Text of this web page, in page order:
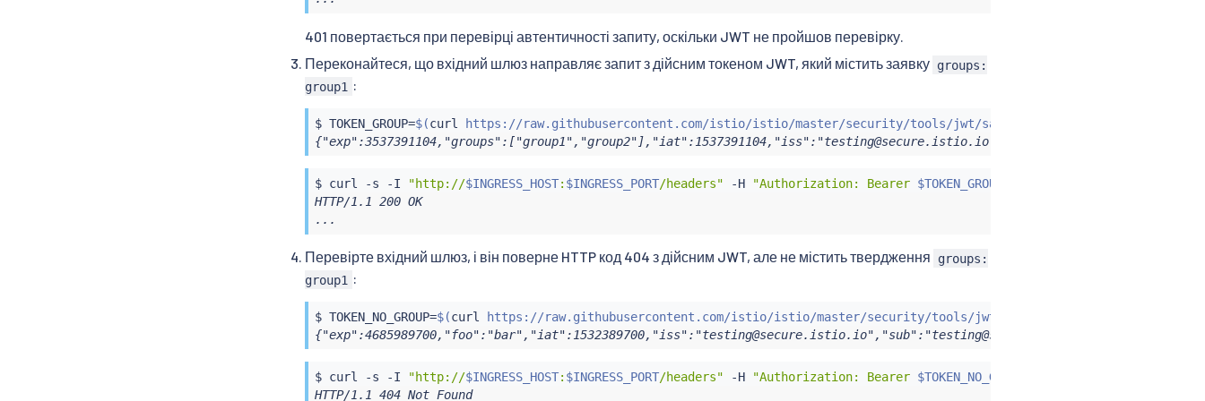
401 повертається при перевірці автентичності запиту, оскільки JWT не пройшов перевірку.
Переконайтеся, що вхідний шлюз направляє запит з дійсним токеном JWT, який містить заявку groups:
group1 :
$ TOKEN_GROUP=$(curl https://raw.githubusercontent.com/istio/istio/master/security/tools/jwt/samples/groups-scope.jwt -s
$ curl -s -I "http://$INGRESS_HOST: $INGRESS_PORT/headers" -H "Authorization: Bearer $TOKEN_GROUP
HTTP/1.1 200 OK
...
Перевірте вхідний шлюз, і він поверне HTTP код 404 з дійсним JWT, але не містить твердження
groups:
group1 :
$ TOKEN_NO_GROUP=$(curl https://raw.githubusercontent.com/istio/istio/master/security/tools/jwt/samples/demo.jwt -s
{"exp":4685989700,"foo":"bar","iat":1532389700,"iss":"testing@secure.istio.io","sub":"testing@secure.istio.io"}
$ curl -s -I "http://$INGRESS_HOST: $INGRESS_PORT/headers" -H "Authorization: Bearer $TOKEN_NO_GROUP
HTTP/1.1 404 Not Found